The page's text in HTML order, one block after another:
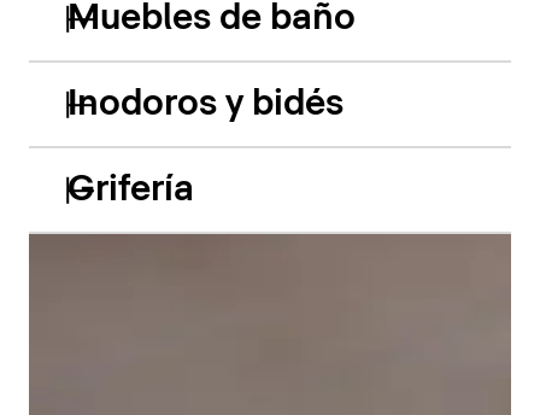
Muebles de baño
Inodoros y bidés
Grifería